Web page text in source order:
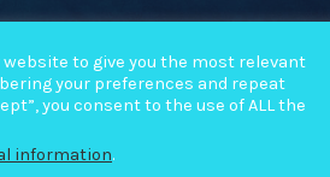
website to give you the most relevant
your preferences and repeat
you consent to the use of ALL the
information.